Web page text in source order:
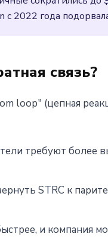
2022 года
связь?
loop" (цепная
требуют более
STRC к
и компания